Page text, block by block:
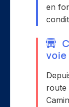
en
route